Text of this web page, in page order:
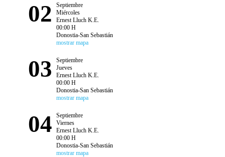
02
Septiembre
Miércoles
Ernest Lluch K.E.
00:00 H
Donostia-San Sebastián
mostrar mapa
03
Septiembre
Jueves
Ernest Lluch K.E.
00:00 H
Donostia-San Sebastián
mostrar mapa
04
Septiembre
Viernes
Ernest Lluch K.E.
00:00 H
Donostia-San Sebastián
mostrar mapa